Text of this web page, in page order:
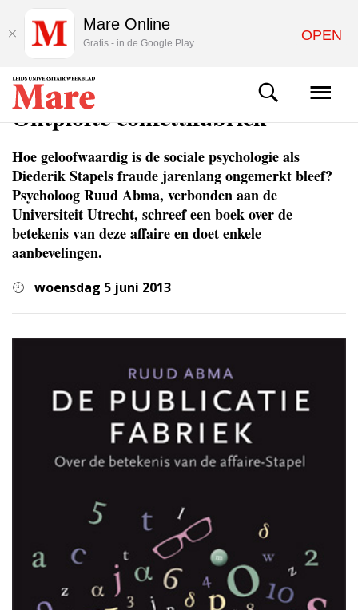
ACHTERGROND
Ontplofte confettifabriek
Hoe geloofwaardig is de sociale psychologie als
Diederik Stapels fraude jarenlang ongemerkt bleef?
Psycholoog Ruud Abma, verbonden aan de
Universiteit Utrecht, schreef een boek over de
betekenis van deze affaire en doet enkele
aanbevelingen.
woensdag 5 juni 2013
Mare Online
Gratis - in de Google Play OPEN